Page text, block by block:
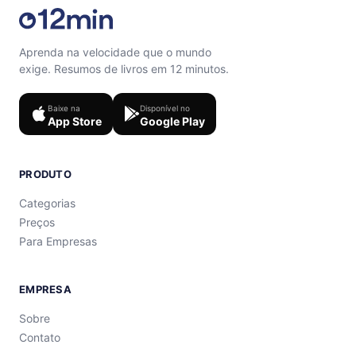
Aprenda na velocidade que o mundo
exige. Resumos de livros em 12 minutos.
Baixe na
App Store
Disponível no
Google Play
PRODUTO
Categorias
Preços
Para Empresas
EMPRESA
Sobre
Contato